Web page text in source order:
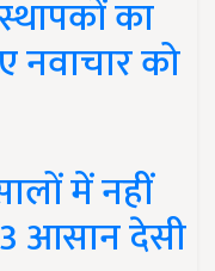
का
नवाचार को
में नहीं
आसान देसी